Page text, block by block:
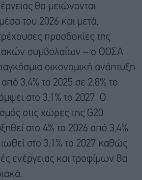
θα μειώνονται
του 2026 και μετά,
προσδοκίες της
συμβολαίων – ο ΟΟΣΑ
οικονομική ανάπτυξη
3,4% το 2025 σε 2,8% το
στο 3,1% το 2027. Ο
στις χώρες της G20
στο 4% το 2026 από 3,4%
στο 3,1% το 2027 καθώς
ενέργειας και τροφίμων θα